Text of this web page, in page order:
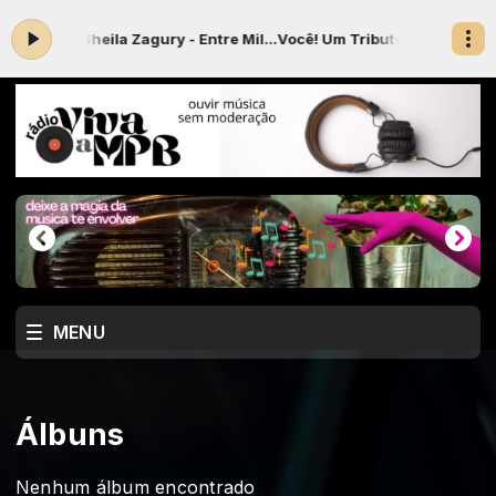
e Sheila Zagury - Entre Mil...Você! Um Tributo a Jacob do
MENU
Álbuns
Nenhum álbum encontrado